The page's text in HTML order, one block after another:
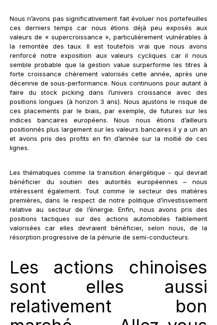
Nous n’avons pas significativement fait évoluer nos portefeuilles
ces derniers temps car nous étions déjà peu exposés aux
valeurs de « supercroissance », particulièrement vulnérables à
la remontée des taux. Il est toutefois vrai que nous avons
renforcé notre exposition aux valeurs cycliques car il nous
semble probable que la gestion value surperforme les titres à
forte croissance chèrement valorisés cette année, après une
décennie de sous-performance. Nous continuons pour autant à
faire du stock picking dans l’univers croissance avec des
positions longues (à horizon 3 ans). Nous ajustons le risque de
ces placements par le biais, par exemple, de futures sur les
indices bancaires européens. Nous nous étions d’ailleurs
positionnés plus largement sur les valeurs bancaires il y a un an
et avons pris des profits en fin d’année sur la moitié de ces
lignes.
Les thématiques comme la transition énergétique - qui devrait
bénéficier du soutien des autorités européennes – nous
intéressent également. Tout comme le secteur des matières
premières, dans le respect de notre politique d’investissement
relative au secteur de l’énergie. Enfin, nous avons pris des
positions tactiques sur des actions automobiles faiblement
valorisées car elles devraient bénéficier, selon nous, de la
résorption progressive de la pénurie de semi-conducteurs.
Les actions chinoises
sont elles aussi
relativement bon